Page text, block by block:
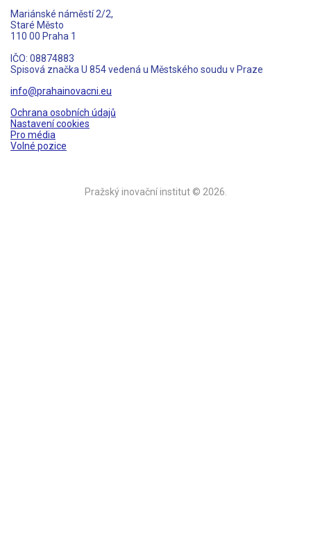
Mariánské náměstí 2/2,
Staré Město
110 00 Praha 1
IČO: 08874883
Spisová značka U 854 vedená u Městského soudu v Praze
info@prahainovacni.eu
Ochrana osobních údajů
Nastavení cookies
Pro média
Volné pozice
Pražský inovační institut © 2026.